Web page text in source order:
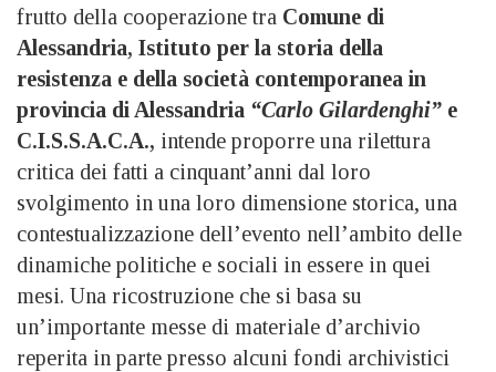
frutto della cooperazione tra Comune di
Alessandria, Istituto per la storia della
resistenza e della società contemporanea in
provincia di Alessandria “Carlo Gilardenghi” e
C.I.S.S.A.C.A., intende proporre una rilettura
critica dei fatti a cinquant’anni dal loro
svolgimento in una loro dimensione storica, una
contestualizzazione dell’evento nell’ambito delle
dinamiche politiche e sociali in essere in quei
mesi. Una ricostruzione che si basa su
un’importante messe di materiale d’archivio
reperita in parte presso alcuni fondi archivistici